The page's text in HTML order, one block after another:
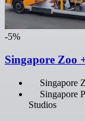
-5%
Singapore Zoo
Singapore
Singapore
Studios